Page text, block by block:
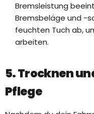
Bremsleistung
Bremsbeläge und -
feuchten Tuch ab,
arbeiten.
5. Trocknen
Pflege